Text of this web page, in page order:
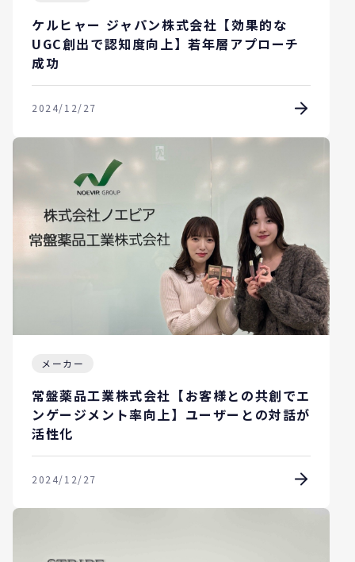
ケルヒャー ジャパン株式会社【効果的な
UGC創出で認知度向上】若年層アプローチ
成功
2024/12/27
メーカー
常盤薬品工業株式会社【お客様との共創でエ
ンゲージメント率向上】ユーザーとの対話が
活性化
2024/12/27